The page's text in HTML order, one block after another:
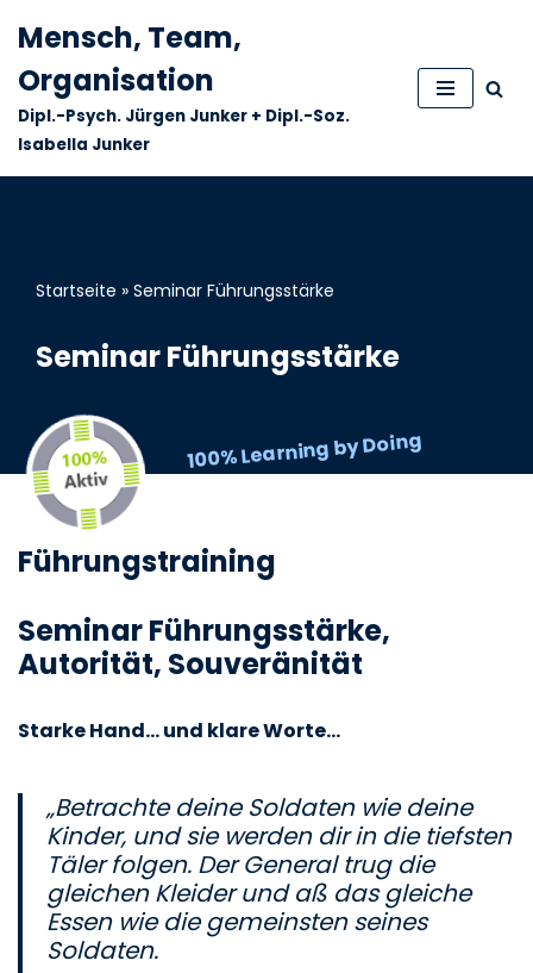
Zum
Inhalt
springen
Mensch, Team,
Organisation
Dipl.-Psych. Jürgen Junker + Dipl.-Soz.
Isabella Junker
100% Learning by Doing
Startseite » Seminar Führungsstärke
Seminar Führungsstärke
Führungstraining
Seminar Führungsstärke,
Autorität, Souveränität
Starke Hand… und klare Worte…
„Betrachte deine Soldaten wie deine
Kinder, und sie werden dir in die tiefsten
Täler folgen. Der General trug die
gleichen Kleider und aß das gleiche
Essen wie die gemeinsten seines
Soldaten.